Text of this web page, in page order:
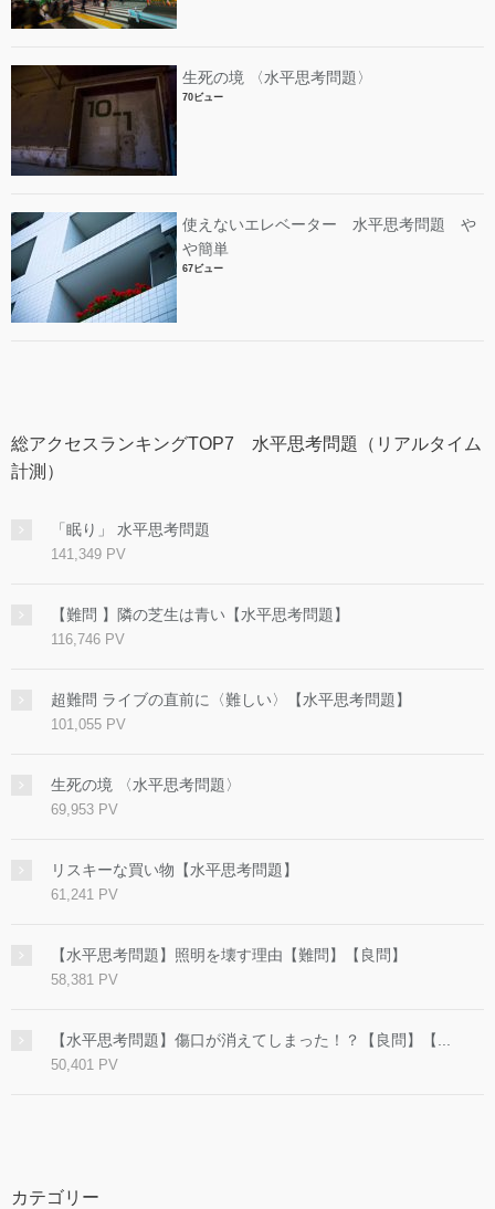
生死の境 〈水平思考問題〉
70ビュー
使えないエレベーター 水平思考問題 や
や簡単
67ビュー
総アクセスランキングTOP7 水平思考問題（リアルタイム
計測）
「眠り」 水平思考問題
141,349 PV
【難問 】隣の芝生は青い【水平思考問題】
116,746 PV
超難問 ライブの直前に〈難しい〉【水平思考問題】
101,055 PV
生死の境 〈水平思考問題〉
69,953 PV
リスキーな買い物【水平思考問題】
61,241 PV
【水平思考問題】照明を壊す理由【難問】【良問】
58,381 PV
【水平思考問題】傷口が消えてしまった！？【良問】【...
50,401 PV
カテゴリー